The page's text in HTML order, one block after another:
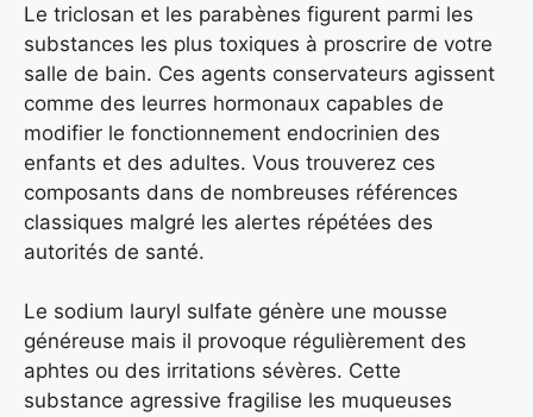
Le triclosan et les parabènes figurent parmi les
substances les plus toxiques à proscrire de votre
salle de bain. Ces agents conservateurs agissent
comme des leurres hormonaux capables de
modifier le fonctionnement endocrinien des
enfants et des adultes. Vous trouverez ces
composants dans de nombreuses références
classiques malgré les alertes répétées des
autorités de santé.
Le sodium lauryl sulfate génère une mousse
généreuse mais il provoque régulièrement des
aphtes ou des irritations sévères. Cette
substance agressive fragilise les muqueuses